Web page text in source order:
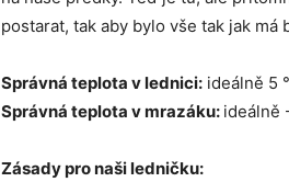
postarat, tak aby bylo vše tak jak má
Správná teplota v lednici: ideálně 5
Správná teplota v mrazáku: ideálně
Zásady pro naši ledničku: